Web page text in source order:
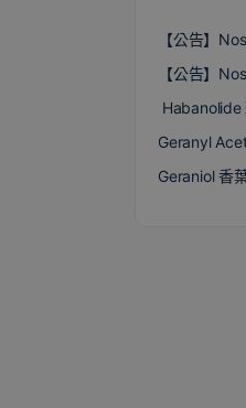
【公告】
【公告】
Habanolide
Geranyl
Geraniol 香